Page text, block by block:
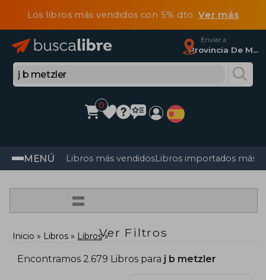
Los libros más vendidos con 5% dtoVer más
Enviar a
Provincia De Madrid
0
MENÚ Libros más vendidosLibros importados más
=
Ver Filtros
Inicio Libros Libros
Encontramos 2.679 Libros para j b metzler